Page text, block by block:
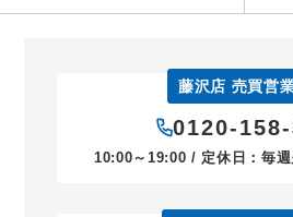
藤沢店 売買営
0120-
10:00～19:00 / 定休日：毎週